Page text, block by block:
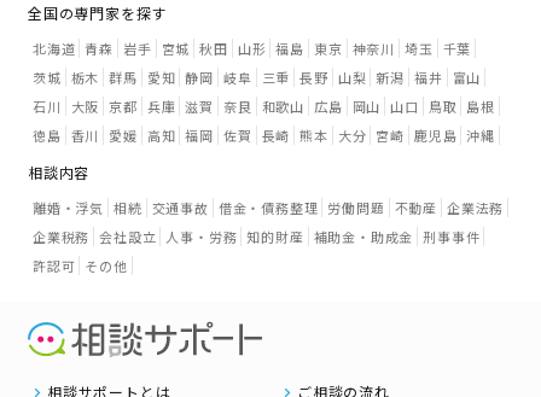
全国の専門家を探す
北海道 青森 岩手 宮城 秋田 山形 福島 東京 神奈川 埼玉 千葉
茨城 栃木 群馬 愛知 静岡 岐阜 三重 長野 山梨 新潟 福井
富山
石川
大阪 京都 兵庫 滋賀 奈良 和歌山 広島 岡山 山口 鳥取
島根
徳島 香川 愛媛 高知 福岡 佐賀 長崎 熊本 大分 宮崎 鹿児島 沖縄
相談内容
離婚・浮気 相続 交通事故 借金・債務整理 労働問題 不動産 企業法務
企業税務 会社設立 人事・労務 知的財産 補助金・助成金 刑事事件
許認可 その他
相談サポートとは ご相談の流れ